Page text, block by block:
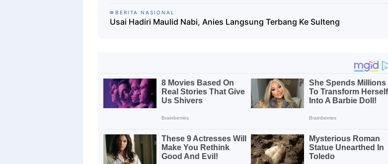
BERITA NASIONAL
Usai Hadiri Maulid Nabi, Anies Langsung Terbang Ke Sulteng